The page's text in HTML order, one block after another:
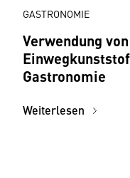
GASTRONOMIE
Verwendung von
Gastronomie
Weiterlesen